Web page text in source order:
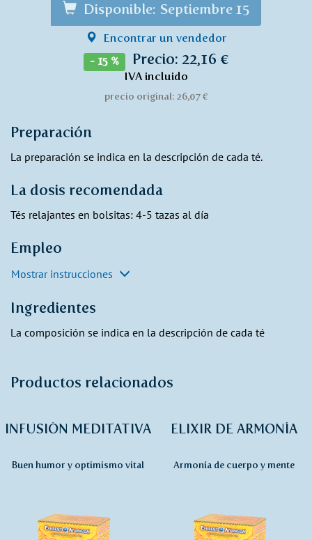
Disponible: Septiembre 15
Encontrar un vendedor
- 15 % Precio: 22,16 €
IVA incluido
precio original: 26,07 €
Preparación
La preparación se indica en la descripción de cada té.
La dosis recomendada
Tés relajantes en bolsitas: 4-5 tazas al día
Empleo
Mostrar instrucciones
Ingredientes
La composición se indica en la descripción de cada té
Productos relacionados
INFUSIÓN MEDITATIVA
Buen humor y optimismo vital
ELIXIR DE ARMONÍA
Armonía de cuerpo y mente